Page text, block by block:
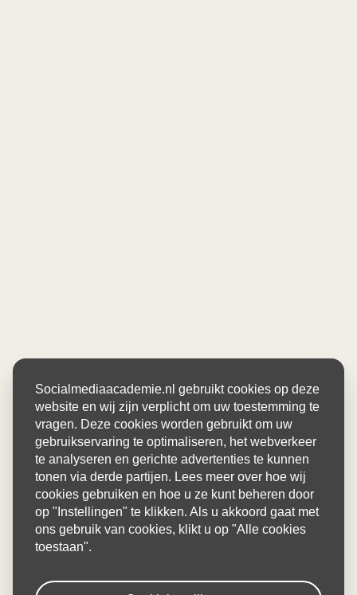
Socialmediaacademie.nl gebruikt cookies op deze
website en wij zijn verplicht om uw toestemming te
vragen. Deze cookies worden gebruikt om uw
gebruikservaring te optimaliseren, het webverkeer
te analyseren en gerichte advertenties te kunnen
tonen via derde partijen. Lees meer over hoe wij
cookies gebruiken en hoe u ze kunt beheren door
op "Instellingen" te klikken. Als u akkoord gaat met
ons gebruik van cookies, klikt u op "Alle cookies
toestaan".